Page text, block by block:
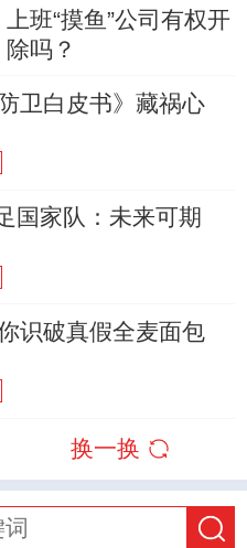
上班“摸鱼”公司有权开
除吗？
卫白皮书》藏祸心
国家队：未来可期
识破真假全麦面包
换一换